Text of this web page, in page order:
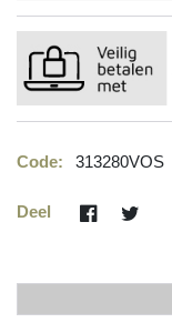
Code: 313280VOS
Deel